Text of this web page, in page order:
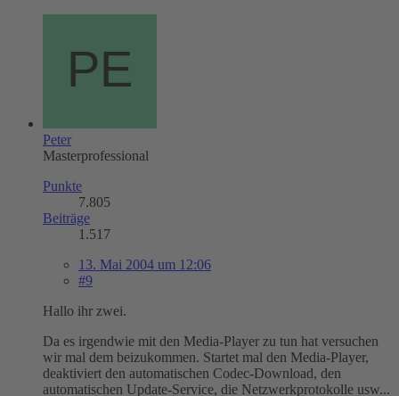
Peter
Masterprofessional
Punkte
7.805
Beiträge
1.517
13. Mai 2004 um 12:06
#9
Hallo ihr zwei.
Da es irgendwie mit den Media-Player zu tun hat versuchen
wir mal dem beizukommen. Startet mal den Media-Player,
deaktiviert den automatischen Codec-Download, den
automatischen Update-Service, die Netzwerkprotokolle usw...